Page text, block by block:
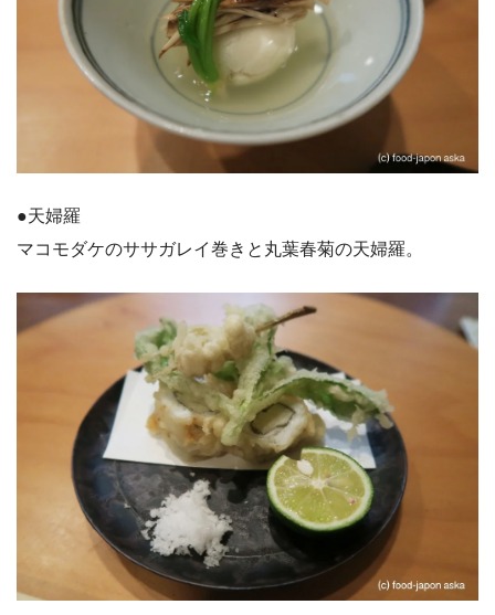
●天婦羅
マコモダケのササガレイ巻きと丸葉春菊の天婦羅。